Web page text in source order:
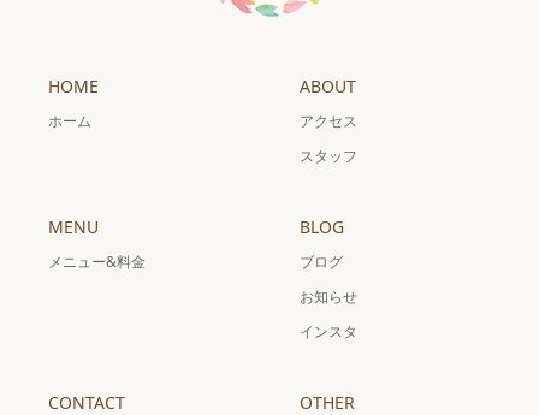
HOME
ホーム
ABOUT
アクセス
スタッフ
MENU
メニュー&料金
BLOG
ブログ
お知らせ
インスタ
CONTACT OTHER